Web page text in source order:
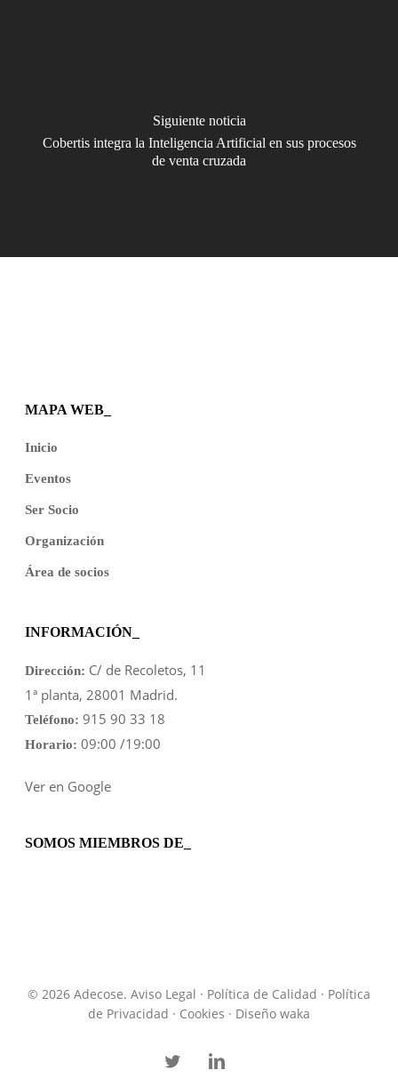
Siguiente noticia
Cobertis integra la Inteligencia Artificial en sus procesos
de venta cruzada
MAPA WEB_
Inicio
Eventos
Ser Socio
Organización
Área de socios
INFORMACIÓN_
Dirección: C/ de Recoletos, 11
1ª planta, 28001 Madrid.
Teléfono: 915 90 33 18
Horario: 09:00 /19:00
Ver en Google
SOMOS MIEMBROS DE_
© 2026 Adecose. Aviso Legal · Política de Calidad · Política
de Privacidad · Cookies · Diseño waka
twitter linkedin